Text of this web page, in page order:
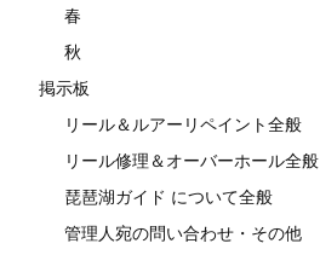
春
秋
掲示板
リール＆ルアーリペイント全般
リール修理＆オーバーホール全般
琵琶湖ガイド について全般
管理人宛の問い合わせ・その他